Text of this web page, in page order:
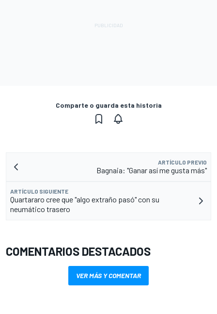
Comparte o guarda esta historia
ARTÍCULO PREVIO
Bagnaia: "Ganar así me gusta más"
ARTÍCULO SIGUIENTE
Quartararo cree que "algo extraño pasó" con su
neumático trasero
COMENTARIOS DESTACADOS
VER MÁS Y COMENTAR